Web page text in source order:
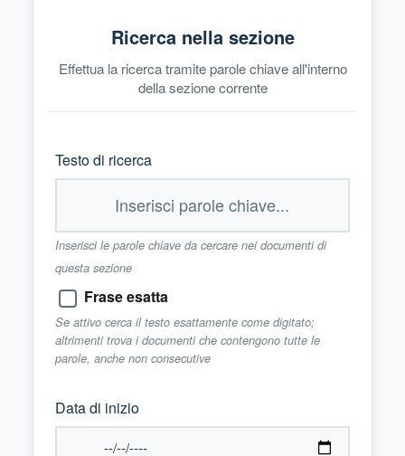
Ricerca nella sezione
Effettua la ricerca tramite parole chiave all'interno
della sezione corrente
Testo di ricerca
Inserisci le parole chiave da cercare nei documenti di
questa sezione
Frase esatta
Se attivo cerca il testo esattamente come digitato;
altrimenti trova i documenti che contengono tutte le
parole, anche non consecutive
Data di inizio